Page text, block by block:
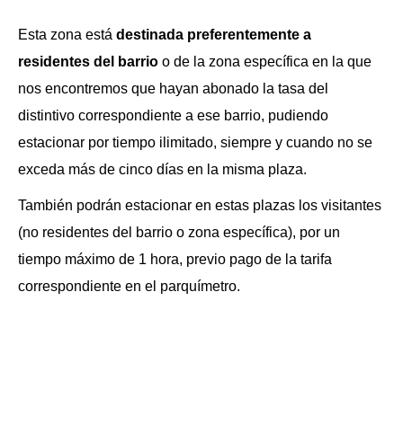
Esta zona está destinada preferentemente a
residentes del barrio o de la zona específica en la que
nos encontremos que hayan abonado la tasa del
distintivo correspondiente a ese barrio, pudiendo
estacionar por tiempo ilimitado, siempre y cuando no se
exceda más de cinco días en la misma plaza.
También podrán estacionar en estas plazas los visitantes
(no residentes del barrio o zona específica), por un
tiempo máximo de 1 hora, previo pago de la tarifa
correspondiente en el parquímetro.